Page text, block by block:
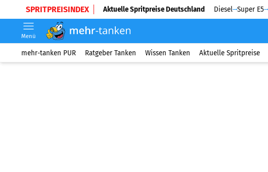
SPRITPREISINDEX Aktuelle Spritpreise Deutschland Diesel Super E5
Menü
mehr-tanken PUR Ratgeber Tanken Wissen Tanken Aktuelle Spritpreise